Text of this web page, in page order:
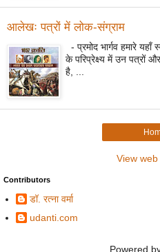
आलेखः पत्रों में लोक-संग्राम
- प्रमोद भार्गव हमारे
के परिप्रेक्ष्य में उन पत्रों
है, ...
View
Contributors
डॉ. रत्ना वर्मा
udanti.com
Powered